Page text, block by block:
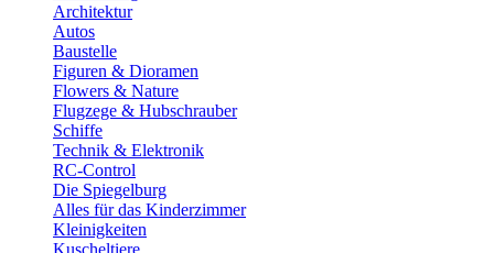
Architektur
Autos
Baustelle
Figuren & Dioramen
Flowers & Nature
Flugzege & Hubschrauber
Schiffe
Technik & Elektronik
RC-Control
Die Spiegelburg
Alles für das Kinderzimmer
Kleinigkeiten
Kuscheltiere